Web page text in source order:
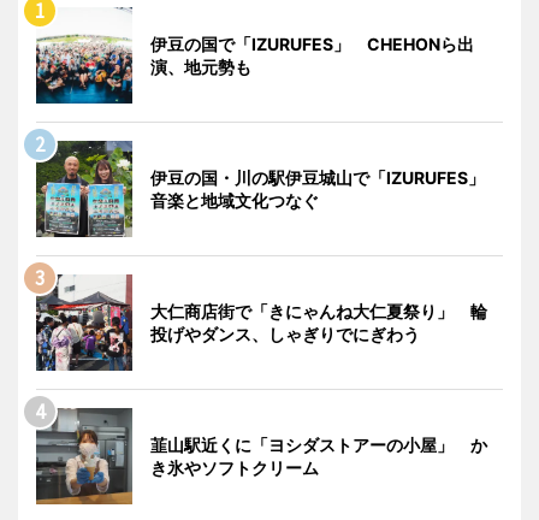
伊豆の国で「IZURUFES」 CHEHONら出
演、地元勢も
伊豆の国・川の駅伊豆城山で「IZURUFES」
音楽と地域文化つなぐ
大仁商店街で「きにゃんね大仁夏祭り」 輪
投げやダンス、しゃぎりでにぎわう
韮山駅近くに「ヨシダストアーの小屋」 か
き氷やソフトクリーム